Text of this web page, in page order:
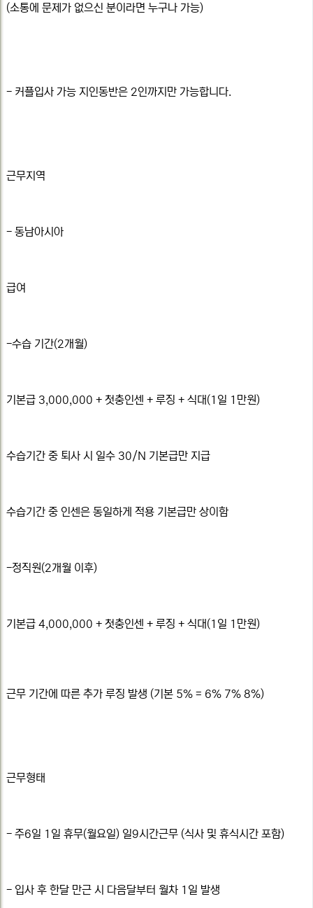
(소통에 문제가 없으신 분이라면 누구나 가능)
- 커플입사 가능 지인동반은 2인까지만 가능합니다.
근무지역
- 동남아시아
급여
-수습 기간(2개월)
기본급 3,000,000 + 첫충인센 + 루징 + 식대(1일 1만원)
수습기간 중 퇴사 시 일수 30/N 기본급만 지급
수습기간 중 인센은 동일하게 적용 기본급만 상이함
-정직원(2개월 이후)
기본급 4,000,000 + 첫충인센 + 루징 + 식대(1일 1만원)
근무 기간에 따른 추가 루징 발생 (기본 5% = 6% 7% 8%)
근무형태
- 주6일 1일 휴무(월요일) 일9시간근무 (식사 및 휴식시간 포함)
- 입사 후 한달 만근 시 다음달부터 월차 1일 발생